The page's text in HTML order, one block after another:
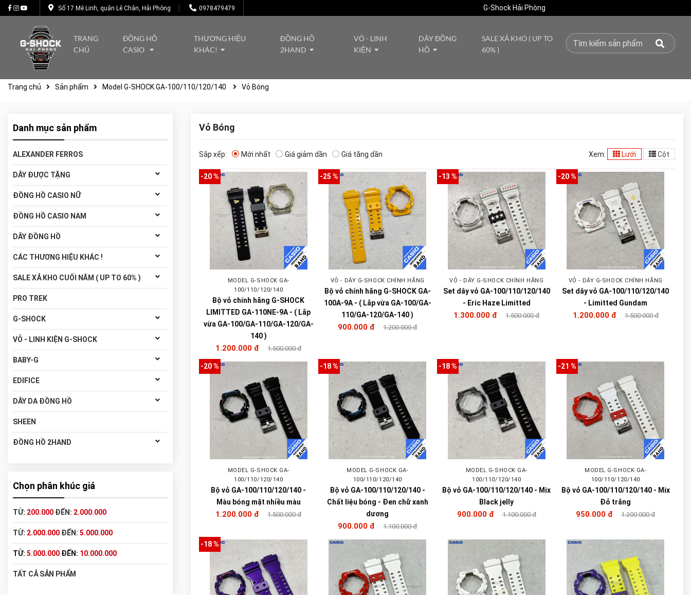
Số 17 Mê Linh, quận Lê Chân, Hải Phòng 0978479479 G-Shock Hải Phòng
TRANG
CHỦ
ĐỒNG HỒ
CASIO
THƯƠNG HIỆU
KHÁC!
ĐỒNG HỒ
2HAND
VỎ - LINH
KIỆN
DÂY ĐỒNG
HỒ
SALE XẢ KHO ( UP TO
60% )
Trang chủ Sản phẩm Model G-SHOCK GA-100/110/120/140 Vỏ Bóng
Danh mục sản phẩm
ALEXANDER FERROS
DÂY ĐƯỢC TẶNG
ĐỒNG HỒ CASIO NỮ
ĐỒNG HỒ CASIO NAM
DÂY ĐỒNG HỒ
CÁC THƯƠNG HIỆU KHÁC !
SALE XẢ KHO CUỐI NĂM ( UP TO 60% )
PRO TREK
G-SHOCK
VỎ - LINH KIỆN G-SHOCK
BABY-G
EDIFICE
DÂY DA ĐỒNG HỒ
SHEEN
ĐỒNG HỒ 2HAND
Chọn phân khúc giá
TỪ: 200.000 ĐẾN: 2.000.000
TỪ: 2.000.000 ĐẾN: 5.000.000
TỪ: 5.000.000 ĐẾN: 10.000.000
TẤT CẢ SẢN PHẨM
Vỏ Bóng
Sắp xếp: Mới nhất Giá giảm dần Giá tăng dần Xem: Lưới Cột
-20 %
MODEL G-SHOCK GA-
100/110/120/140
Bộ vỏ chính hãng G-SHOCK
LIMITTED GA-110NE-9A - ( Lắp
vừa GA-100/GA-110/GA-120/GA-
140 )
1.200.000 đ 1.500.000 đ
-25 %
VỎ - DÂY G-SHOCK CHÍNH HÃNG
Bộ vỏ chính hãng G-SHOCK GA-
100A-9A - ( Lắp vừa GA-100/GA-
110/GA-120/GA-140 )
900.000 đ 1.200.000 đ
-13 %
VỎ - DÂY G-SHOCK CHÍNH HÃNG
Set dây vỏ GA-100/110/120/140
- Eric Haze Limitted
1.300.000 đ 1.500.000 đ
-20 %
VỎ - DÂY G-SHOCK CHÍNH HÃNG
Set dây vỏ GA-100/110/120/140
- Limitted Gundam
1.200.000 đ 1.500.000 đ
-20 %
MODEL G-SHOCK GA-
100/110/120/140
Bộ vỏ GA-100/110/120/140 -
Màu bóng mặt nhiều màu
1.200.000 đ 1.500.000 đ
-18 %
MODEL G-SHOCK GA-
100/110/120/140
Bộ vỏ GA-100/110/120/140 -
Chất liệu bóng - Đen chữ xanh
dương
900.000 đ 1.100.000 đ
-18 %
MODEL G-SHOCK GA-
100/110/120/140
Bộ vỏ GA-100/110/120/140 - Mix
Black jelly
900.000 đ 1.100.000 đ
-21 %
MODEL G-SHOCK GA-
100/110/120/140
Bộ vỏ GA-100/110/120/140 - Mix
Đỏ trắng
950.000 đ 1.200.000 đ
-18 %